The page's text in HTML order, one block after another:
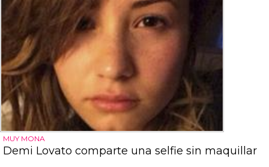
MUY MONA
Demi Lovato comparte una selfie sin maquillar